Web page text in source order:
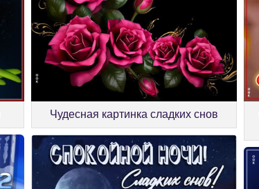
Чудесная картинка сладких снов